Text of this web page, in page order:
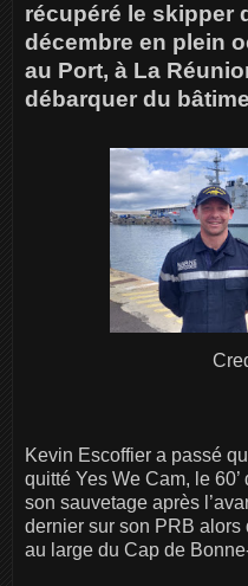
récupéré le skipper
décembre en plein
au Port, à La
débarquer du
Kevin Escoffier a passé
quitté Yes We Cam, le
son sauvetage après
dernier sur son PRB alors
au large du Cap de